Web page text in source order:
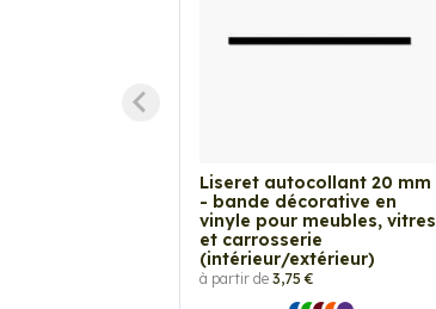
Liseret autocollant 20 mm
- bande décorative en
vinyle pour meubles, vitres
et carrosserie
(intérieur/extérieur)
à partir de 3,75 €